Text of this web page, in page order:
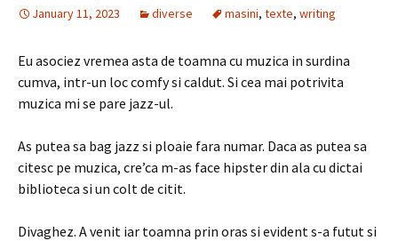
January 11, 2023 diverse masini, texte, writing
Eu asociez vremea asta de toamna cu muzica in surdina
cumva, intr-un loc comfy si caldut. Si cea mai potrivita
muzica mi se pare jazz-ul.
As putea sa bag jazz si ploaie fara numar. Daca as putea sa
citesc pe muzica, cre’ca m-as face hipster din ala cu dictai
biblioteca si un colt de citit.
Divaghez. A venit iar toamna prin oras si evident s-a futut si